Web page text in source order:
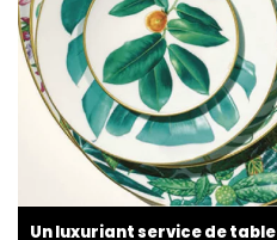
Un luxuriant service de table